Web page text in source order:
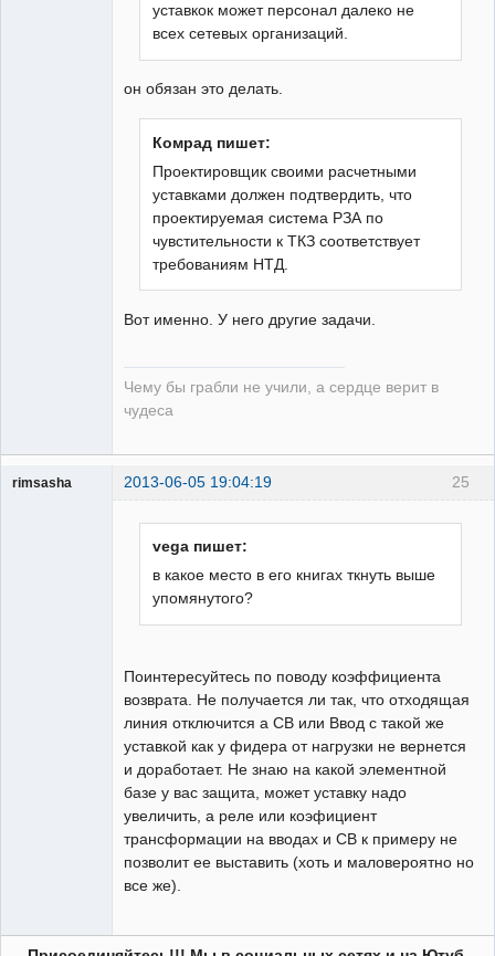
уставкок может персонал далеко не
всех сетевых организаций.
он обязан это делать.
Комрад пишет:
Проектировщик своими расчетными
уставками должен подтвердить, что
проектируемая система РЗА по
чувстительности к ТКЗ соответствует
требованиям НТД.
Вот именно. У него другие задачи.
Чему бы грабли не учили, а сердце верит в
чудеса
25
rimsasha 2013-06-05 19:04:19
vega пишет:
в какое место в его книгах ткнуть выше
упомянутого?
Поинтересуйтесь по поводу коэффициента
возврата. Не получается ли так, что отходящая
линия отключится а СВ или Ввод с такой же
уставкой как у фидера от нагрузки не вернется
и доработает. Не знаю на какой элементной
базе у вас защита, может уставку надо
увеличить, а реле или коэфициент
трансформации на вводах и СВ к примеру не
позволит ее выставить (хоть и маловероятно но
все же).